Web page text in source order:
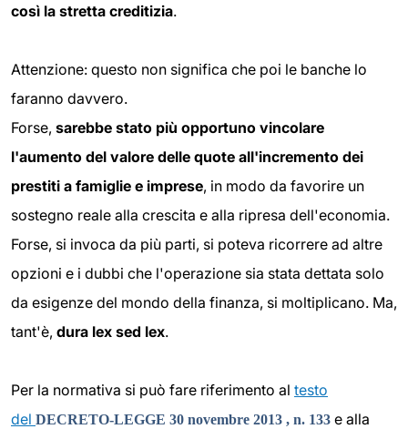
così la stretta creditizia.
Attenzione: questo non significa che poi le banche lo
faranno davvero.
Forse, sarebbe stato più opportuno vincolare
l'aumento del valore delle quote all'incremento dei
prestiti a famiglie e imprese, in modo da favorire un
sostegno reale alla crescita e alla ripresa dell'economia.
Forse, si invoca da più parti, si poteva ricorrere ad altre
opzioni e i dubbi che l'operazione sia stata dettata solo
da esigenze del mondo della finanza, si moltiplicano. Ma,
tant'è, dura lex sed lex.
Per la normativa si può fare riferimento al testo
del DECRETO-LEGGE 30 novembre 2013 , n. 133 e alla